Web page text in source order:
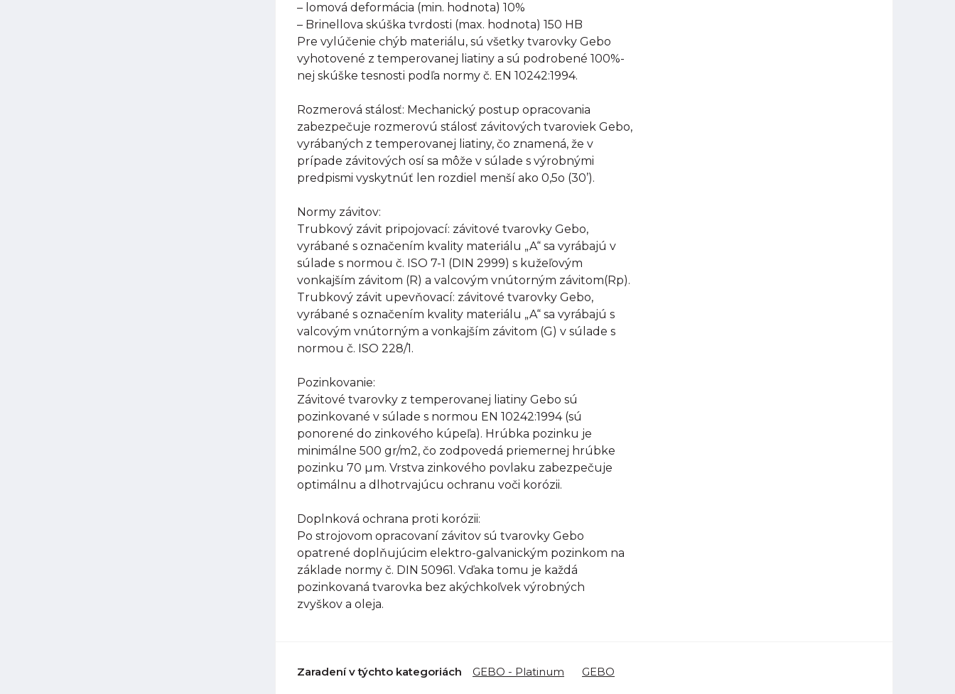
– lomová deformácia (min. hodnota) 10%
– Brinellova skúška tvrdosti (max. hodnota) 150 HB
Pre vylúčenie chýb materiálu, sú všetky tvarovky Gebo
vyhotovené z temperovanej liatiny a sú podrobené 100%-
nej skúške tesnosti podľa normy č. EN 10242:1994.
Rozmerová stálosť: Mechanický postup opracovania
zabezpečuje rozmerovú stálosť závitových tvaroviek Gebo,
vyrábaných z temperovanej liatiny, čo znamená, že v
prípade závitových osí sa môže v súlade s výrobnými
predpismi vyskytnúť len rozdiel menší ako 0,5o (30’).
Normy závitov:
Trubkový závit pripojovací: závitové tvarovky Gebo,
vyrábané s označením kvality materiálu „A“ sa vyrábajú v
súlade s normou č. ISO 7-1 (DIN 2999) s kužeľovým
vonkajším závitom (R) a valcovým vnútorným závitom(Rp).
Trubkový závit upevňovací: závitové tvarovky Gebo,
vyrábané s označením kvality materiálu „A“ sa vyrábajú s
valcovým vnútorným a vonkajším závitom (G) v súlade s
normou č. ISO 228/1.
Pozinkovanie:
Závitové tvarovky z temperovanej liatiny Gebo sú
pozinkované v súlade s normou EN 10242:1994 (sú
ponorené do zinkového kúpeľa). Hrúbka pozinku je
minimálne 500 gr/m2, čo zodpovedá priemernej hrúbke
pozinku 70 µm. Vrstva zinkového povlaku zabezpečuje
optimálnu a dlhotrvajúcu ochranu voči korózii.
Doplnková ochrana proti korózii:
Po strojovom opracovaní závitov sú tvarovky Gebo
opatrené doplňujúcim elektro-galvanickým pozinkom na
základe normy č. DIN 50961. Vďaka tomu je každá
pozinkovaná tvarovka bez akýchkoľvek výrobných
zvyškov a oleja.
Zaradení v týchto kategoriách GEBO - Platinum GEBO